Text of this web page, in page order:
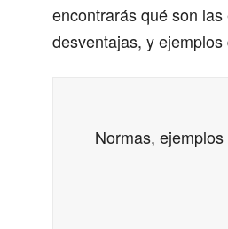
encontrarás qué son
desventajas, y
Normas,